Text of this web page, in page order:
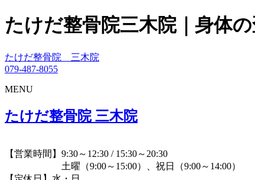
たけだ整骨院三木院｜身体
たけだ整骨院 三木院
079-487-8055
MENU
たけだ整骨院 三木院
【営業時間】9:30～12:30 / 15:30～20:30
土曜（9:00～15:00）、祝日（9:00～14:00）